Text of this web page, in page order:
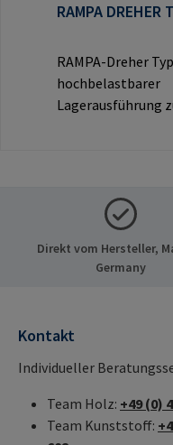
RAMPA DREHER
RAMPA-Dreher
hochbelastbarer
Lagerausführung
RAMPA-Muffen zu
mationen: RAMPA
Co. KG Auf der
Direkt vom Hersteller,
Germany
Kontakt
Individueller
Team Holz: +49 (0)
Team Kunststoff: